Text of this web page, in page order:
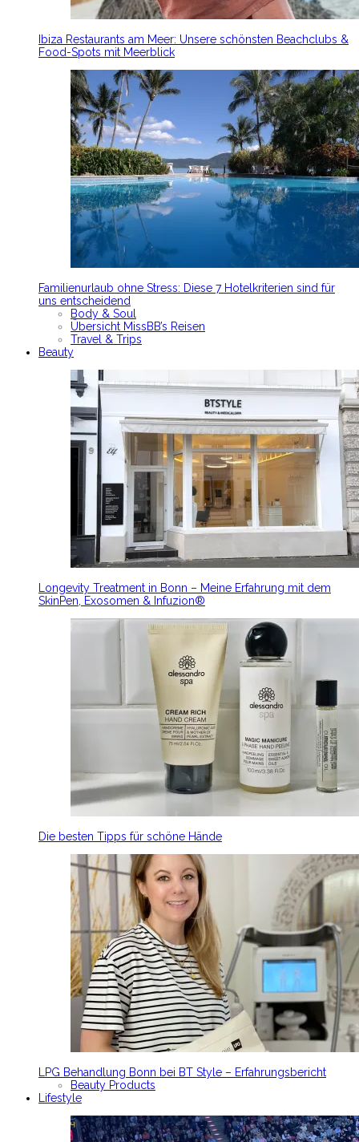
Ibiza Restaurants am Meer: Unsere schönsten Beachclubs &
Food-Spots mit Meerblick
Familienurlaub ohne Stress: Diese 7 Hotelkriterien sind für
uns entscheidend
Body & Soul
Übersicht MissBB’s Reisen
Travel & Trips
Beauty
Longevity Treatment in Bonn – Meine Erfahrung mit dem
SkinPen, Exosomen & Infuzion®
Die besten Tipps für schöne Hände
LPG Behandlung Bonn bei BT Style – Erfahrungsbericht
Beauty Products
Lifestyle